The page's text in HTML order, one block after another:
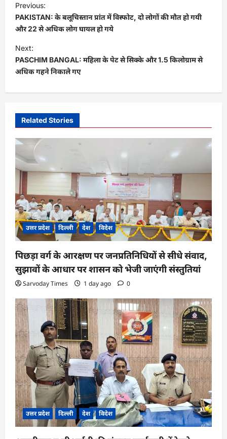
o
s
t
n
a
v
g
a
t
i
o
n
Previous:
PAKISTAN: के बलूचिस्तान प्रांत में विस्फोट, दो लोगों की मौत हो गयी
और 22 से अधिक लोग घायल हो गये
Next:
PASCHIM BANGAL: महिला के पेट से सिक्के और 1.5 किलोग्राम से
अधिक गहने निकाले गए
Related Stories
उत्तर प्रदेश दिल्ली देश विदेश
पिछड़ा वर्ग के आरक्षण पर जनप्रतिनिधियों से सीधे संवाद,
सुझावों के आधार पर शासन को भेजी जाएंगी संस्तुतियां
Sarvoday Times 1 day ago 0
उत्तर प्रदेश दिल्ली देश विदेश